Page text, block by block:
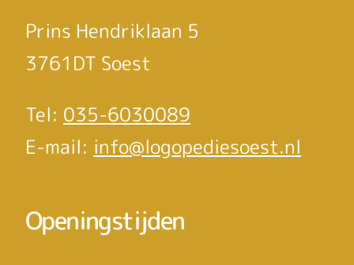
Prins Hendriklaan 5
3761DT Soest
Tel: 035-6030089
E-mail: info@logopediesoest.nl
Openingstijden